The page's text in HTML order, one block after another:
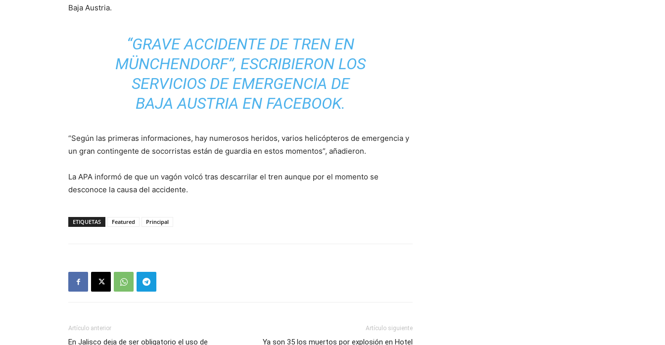
Baja Austria.
“GRAVE ACCIDENTE DE TREN EN
MÜNCHENDORF”, ESCRIBIERON LOS
SERVICIOS DE EMERGENCIA DE
BAJA AUSTRIA EN FACEBOOK.
“Según las primeras informaciones, hay numerosos heridos, varios helicópteros de emergencia y
un gran contingente de socorristas están de guardia en estos momentos”, añadieron.
La APA informó de que un vagón volcó tras descarrilar el tren aunque por el momento se
desconoce la causa del accidente.
ETIQUETAS Featured Principal
Artículo anterior
En Jalisco deja de ser obligatorio el uso de
Artículo siguiente
Ya son 35 los muertos por explosión en Hotel